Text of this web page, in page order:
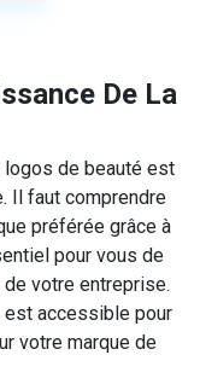
De La
logos de beauté est
Il faut comprendre
préférée grâce à
pour vous de
votre entreprise.
est accessible pour
votre marque de